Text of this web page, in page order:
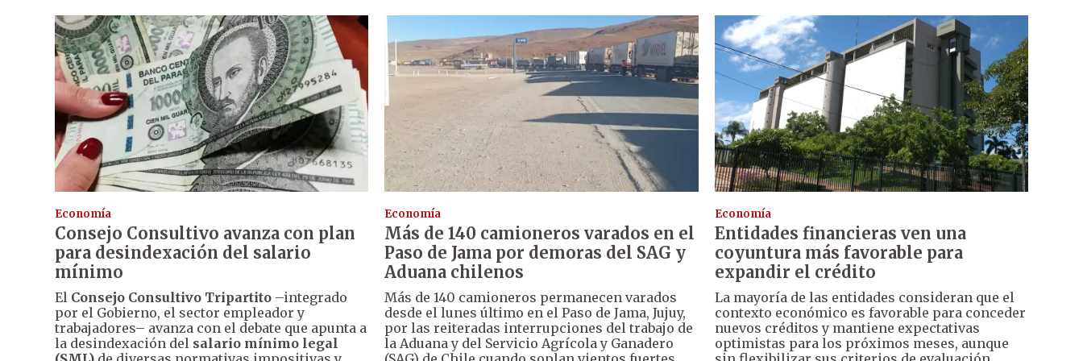
Economía
Consejo Consultivo avanza con plan
para desindexación del salario
mínimo
El Consejo Consultivo Tripartito –integrado
por el Gobierno, el sector empleador y
trabajadores– avanza con el debate que apunta a
la desindexación del salario mínimo legal
Economía
Más de 140 camioneros varados en el
Paso de Jama por demoras del SAG y
Aduana chilenos
Más de 140 camioneros permanecen varados
desde el lunes último en el Paso de Jama, Jujuy,
por las reiteradas interrupciones del trabajo de
la Aduana y del Servicio Agrícola y Ganadero
Economía
Entidades financieras ven una
coyuntura más favorable para
expandir el crédito
La mayoría de las entidades consideran que el
contexto económico es favorable para conceder
nuevos créditos y mantiene expectativas
optimistas para los próximos meses, aunque